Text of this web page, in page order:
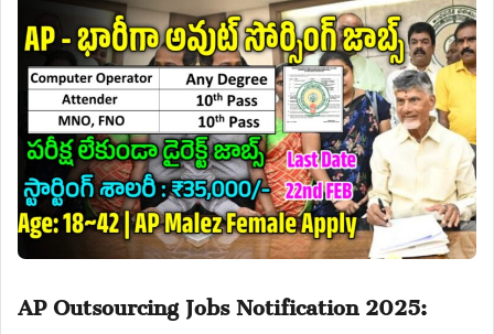
AP Outsourcing Jobs Notification 2025: